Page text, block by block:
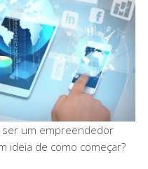
ser um empreendedor
ideia de como começar?